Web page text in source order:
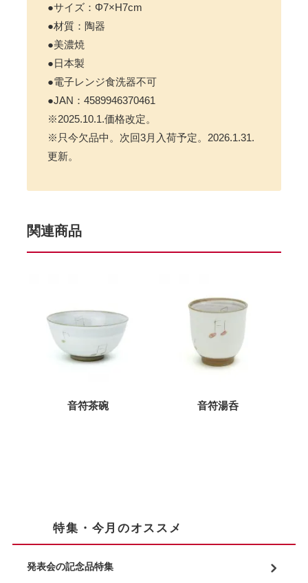
●サイズ：Φ7×H7cm
●材質：陶器
●美濃焼
●日本製
●電子レンジ食洗器不可
●JAN：4589946370461
※2025.10.1.価格改定。
※只今欠品中。次回3月入荷予定。2026.1.31.
更新。
関連商品
音符茶碗 音符湯呑
特集・今月のオススメ
発表会の記念品特集